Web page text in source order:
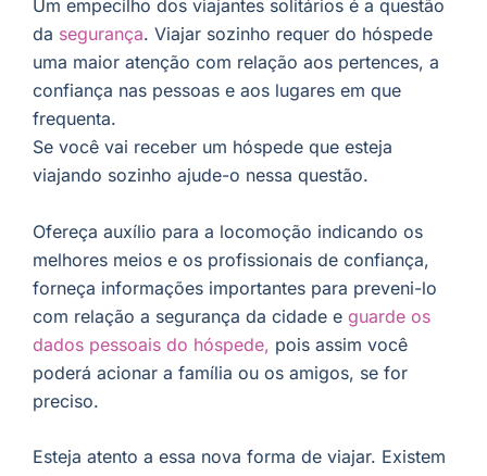
Um empecilho dos viajantes solitários é a questão
da segurança. Viajar sozinho requer do hóspede
uma maior atenção com relação aos pertences, a
confiança nas pessoas e aos lugares em que
frequenta.
Se você vai receber um hóspede que esteja
viajando sozinho ajude-o nessa questão.
Ofereça auxílio para a locomoção indicando os
melhores meios e os profissionais de confiança,
forneça informações importantes para preveni-lo
com relação a segurança da cidade e guarde os
dados pessoais do hóspede, pois assim você
poderá acionar a família ou os amigos, se for
preciso.
Esteja atento a essa nova forma de viajar. Existem